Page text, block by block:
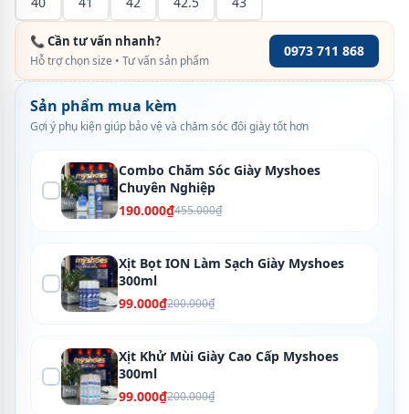
📞 Cần tư vấn nhanh?
Hỗ trợ chọn size • Tư vấn sản phẩm
0973 711 868
Sản phẩm mua kèm
Gợi ý phụ kiện giúp bảo vệ và chăm sóc đôi giày tốt hơn
Combo Chăm Sóc Giày Myshoes
Chuyên Nghiệp
190.000₫455.000₫
Xịt Bọt ION Làm Sạch Giày Myshoes
300ml
99.000₫200.000₫
Xịt Khử Mùi Giày Cao Cấp Myshoes
300ml
99.000₫200.000₫